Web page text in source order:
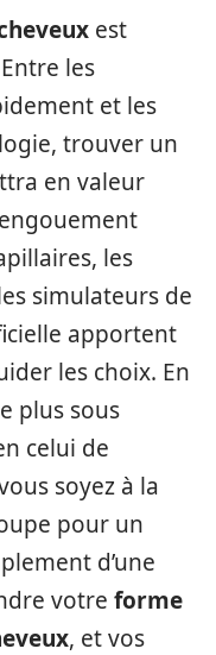
est
les
et les
trouver un
en valeur
les
simulateurs de
apportent
les choix. En
plus sous
celui de
soyez à la
pour un
d’une
votre forme
, et vos